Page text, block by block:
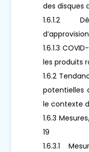
des disques
1.6.1.2
1.6.1.3
les produits
1.6.2
potentielles
le contexte
1.6.3
19
1.6.3.1